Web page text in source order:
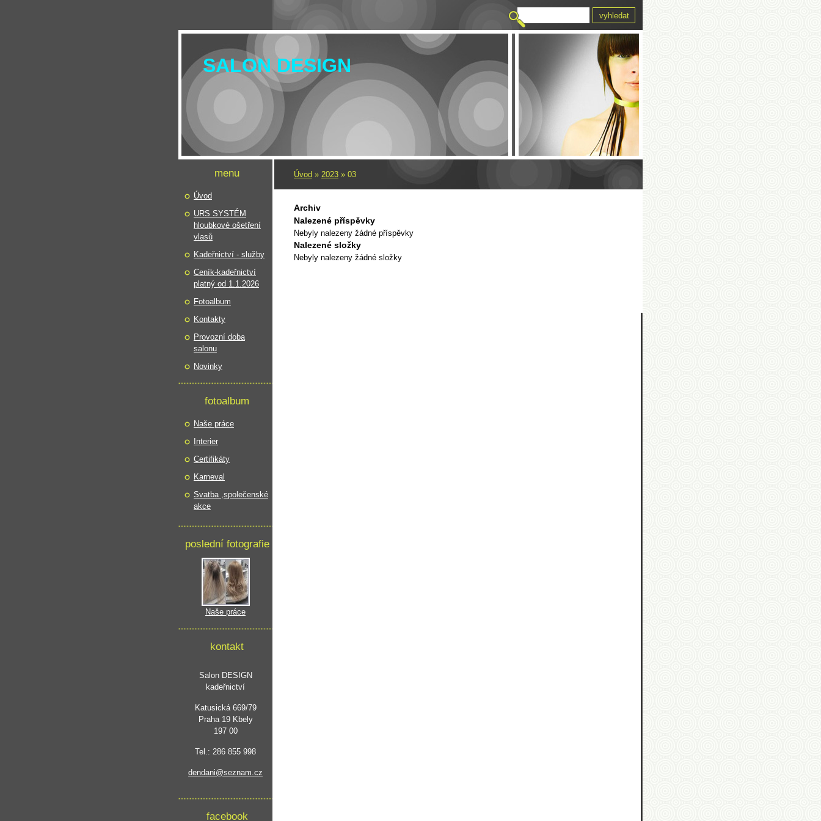
SALON DESIGN
Úvod » 2023 » 03
Archiv
Nalezené příspěvky
Nebyly nalezeny žádné příspěvky
Nalezené složky
Nebyly nalezeny žádné složky
menu
Úvod
URS SYSTÉM
hloubkové ošetření
vlasů
Kadeřnictví - služby
Ceník-kadeřnictví
platný od 1.1.2026
Fotoalbum
Kontakty
Provozní doba
salonu
Novinky
fotoalbum
Naše práce
Interier
Certifikáty
Karneval
Svatba ,společenské
akce
poslední fotografie
Naše práce
kontakt
Salon DESIGN
kadeřnictví
Katusická 669/79
Praha 19 Kbely
197 00
Tel.: 286 855 998
dendani@seznam.cz
facebook